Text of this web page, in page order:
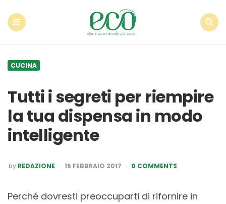
CUCINA
Tutti i segreti per riempire
la tua dispensa in modo
intelligente
POSTED
BY
by REDAZIONE 16 FEBBRAIO 2017 0 COMMENTS
Perché dovresti preoccuparti di rifornire in